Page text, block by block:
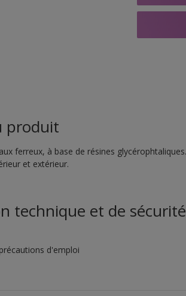
produit
ferreux, à base de résines
et extérieur.
technique et de sécurité
d'emploi